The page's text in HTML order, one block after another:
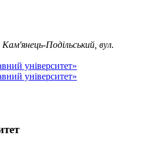
Подільський, вул.